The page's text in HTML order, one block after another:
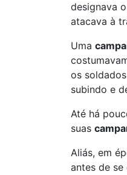
designava
atacava à
Uma
os
subindo e
Até há
suas
Aliás, em
antes de